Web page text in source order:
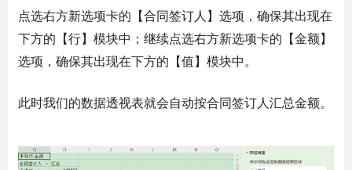
点选右方新选项卡的【合同签订人】选项，确保其出现在
下方的【行】模块中；继续点选右方新选项卡的【金额】
选项，确保其出现在下方的【值】模块中。
此时我们的数据透视表就会自动按合同签订人汇总金额。